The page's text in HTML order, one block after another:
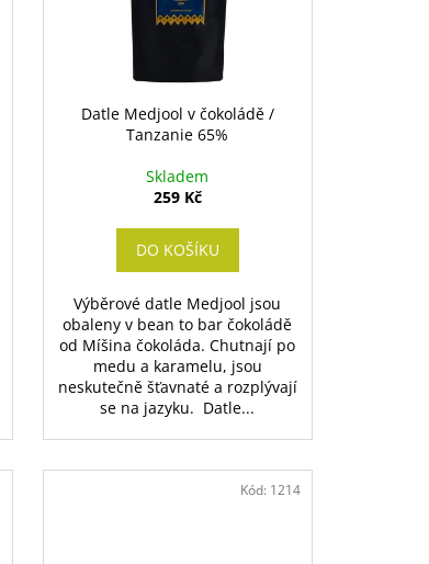
Datle Medjool v čokoládě /
Tanzanie 65%
Skladem
259 Kč
DO KOŠÍKU
Výběrové datle Medjool jsou
obaleny v bean to bar čokoládě
od Míšina čokoláda. Chutnají po
medu a karamelu, jsou
neskutečně šťavnaté a rozplývají
se na jazyku. Datle...
Kód: 1214